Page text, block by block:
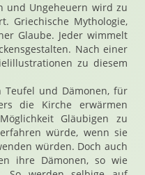
und Ungeheuern wird zu
Griechische Mythologie,
Glaube. Jeder wimmelt
Nach einer
zu diesem
Teufel und Dämonen, für
die Kirche erwärmen
Gläubigen zu
würde, wenn sie
würden. Doch auch
ihre Dämonen, so wie